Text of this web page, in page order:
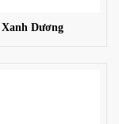
Dương